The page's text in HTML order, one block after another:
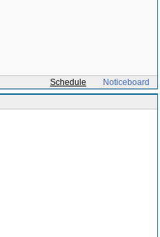
Schedule
Noticeboard